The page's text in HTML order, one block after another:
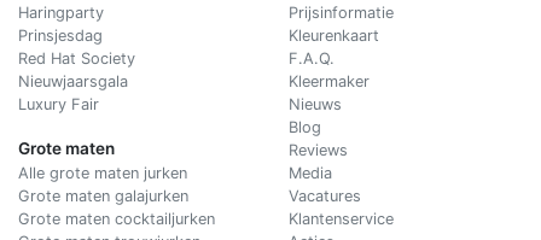
Haringparty
Prinsjesdag
Red Hat Society
Nieuwjaarsgala
Luxury Fair
Grote maten
Alle grote maten jurken
Grote maten galajurken
Grote maten cocktailjurken
Prijsinformatie
Kleurenkaart
F.A.Q.
Kleermaker
Nieuws
Blog
Reviews
Media
Vacatures
Klantenservice